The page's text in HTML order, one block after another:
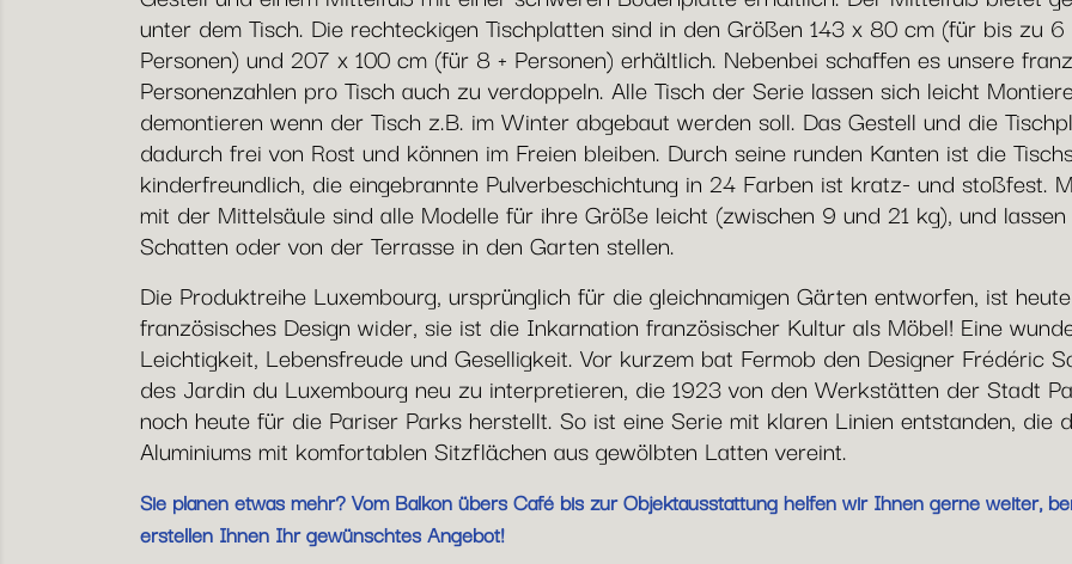
unter dem Tisch. Die rechteckigen Tischplatten sind in den Größen 143 x 80 cm (für bis zu
Personen) und 207 x 100 cm (für 8 + Personen) erhältlich. Nebenbei schaffen es unsere
Personenzahlen pro Tisch auch zu verdoppeln. Alle Tisch der Serie lassen sich leicht
demontieren wenn der Tisch z.B. im Winter abgebaut werden soll. Das Gestell und die
dadurch frei von Rost und können im Freien bleiben. Durch seine runden Kanten ist die
kinderfreundlich, die eingebrannte Pulverbeschichtung in 24 Farben ist kratz- und stoßfest.
mit der Mittelsäule sind alle Modelle für ihre Größe leicht (zwischen 9 und 21 kg), und
Schatten oder von der Terrasse in den Garten stellen.
Die Produktreihe Luxembourg, ursprünglich für die gleichnamigen Gärten entworfen, ist
französisches Design wider, sie ist die Inkarnation französischer Kultur als Möbel! Eine
Leichtigkeit, Lebensfreude und Geselligkeit. Vor kurzem bat Fermob den Designer Frédéric
des Jardin du Luxembourg neu zu interpretieren, die 1923 von den Werkstätten der Stadt
noch heute für die Pariser Parks herstellt. So ist eine Serie mit klaren Linien entstanden, die
Aluminiums mit komfortablen Sitzflächen aus gewölbten Latten vereint.
Sie planen etwas mehr? Vom Balkon übers Café bis zur Objektausstattung helfen wir Ihnen gerne weiter,
erstellen Ihnen Ihr gewünschtes Angebot!